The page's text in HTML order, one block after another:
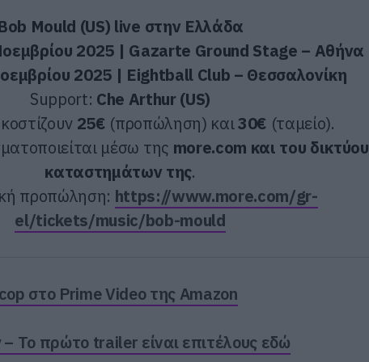
Mould (US) live στην Ελλάδα
2025 | Gazarte Ground Stage – Αθήνα
2025 | Eightball Club – Θεσσαλονίκη
Support: Che Arthur (US)
25€ (προπώληση) και30€ (ταμείο).
μέσω της more.com και του δικτύου
καταστημάτων της.
προπώληση: https://www.more.com/gr-
el/tickets/music/bob-mould
στο Prime Video της Amazon
Το πρώτο trailer είναι επιτέλους εδώ